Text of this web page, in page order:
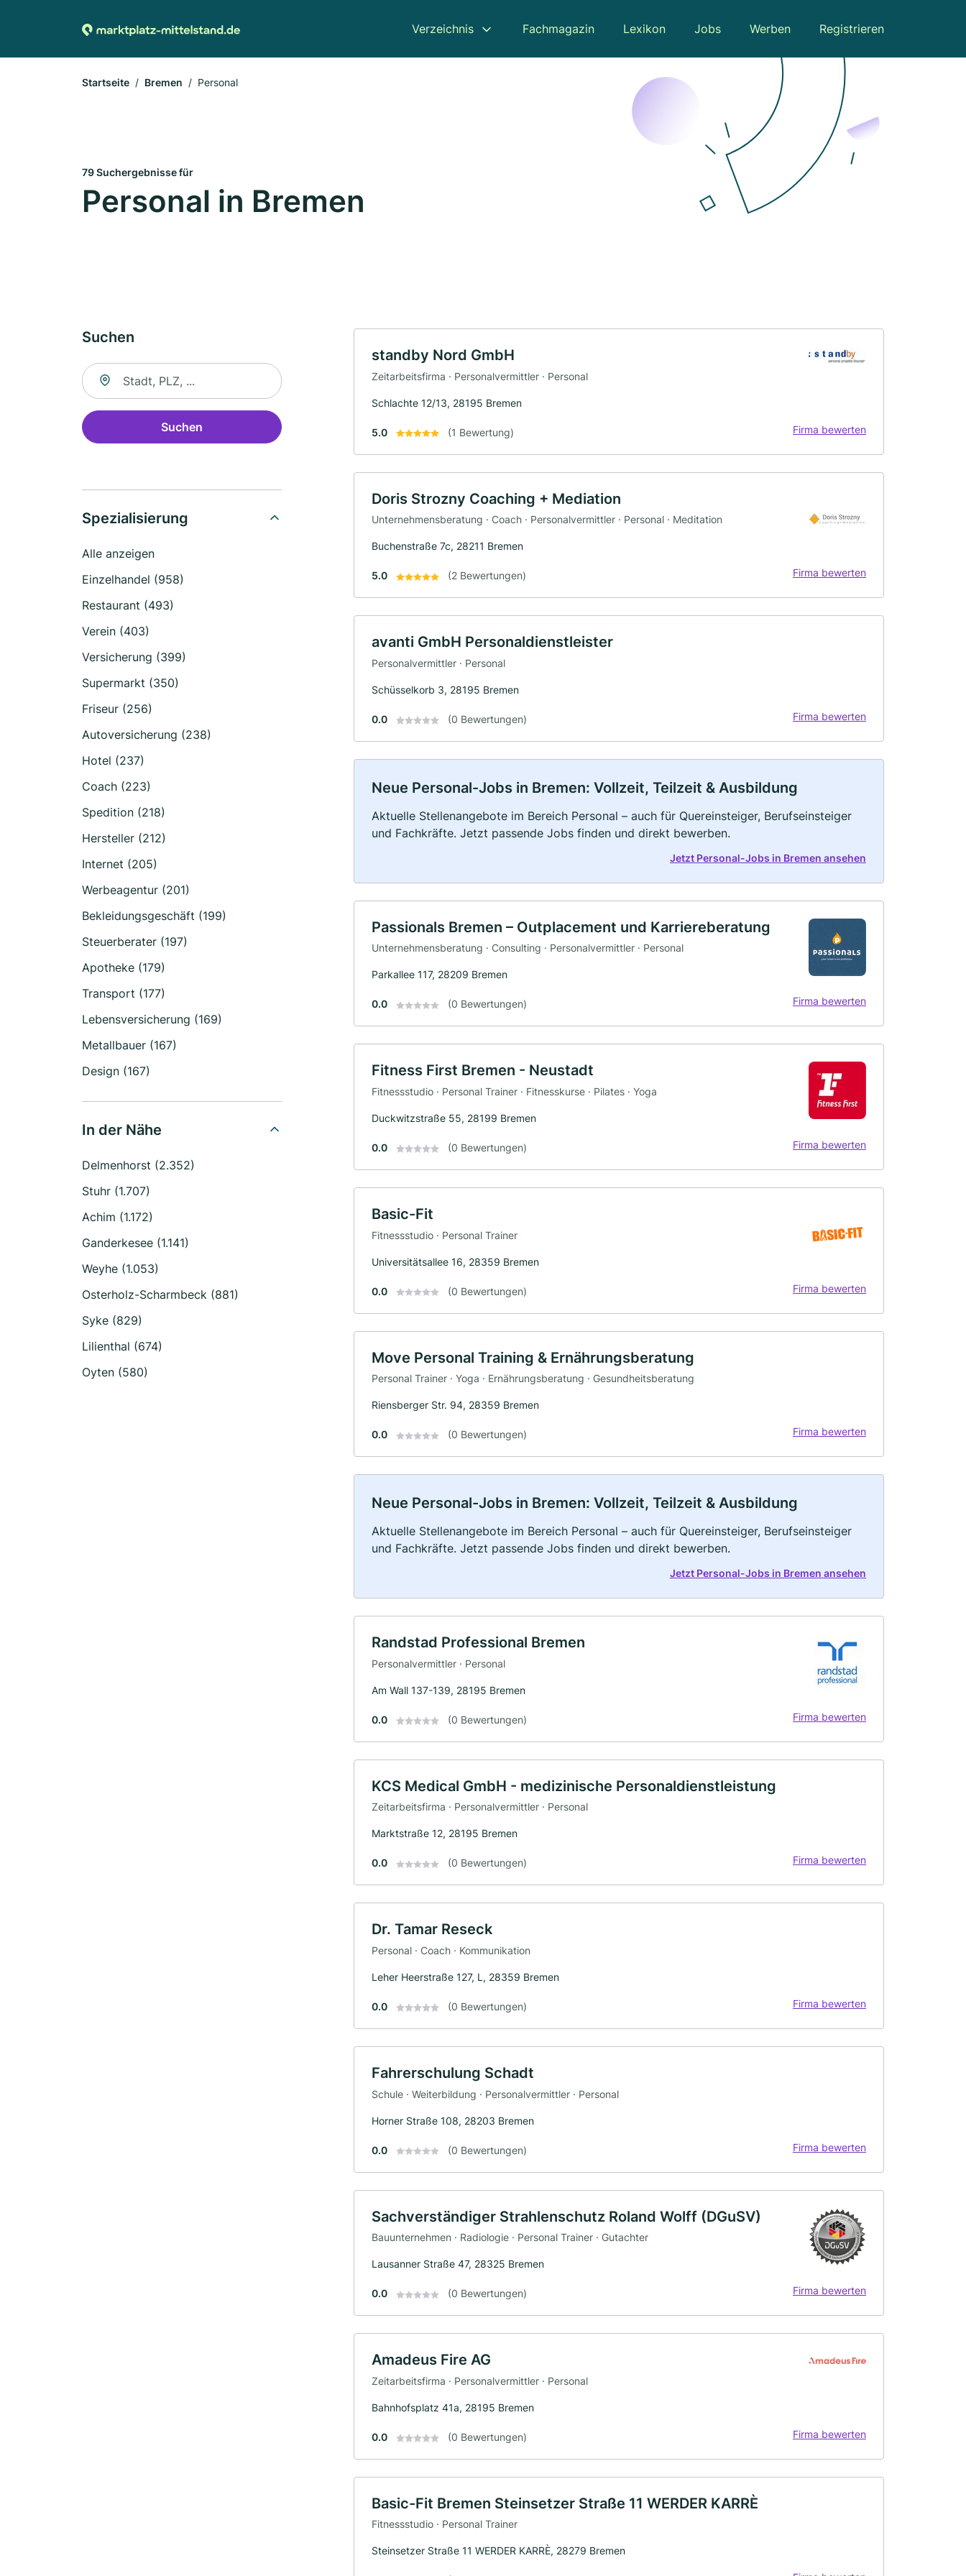
Verzeichnis Fachmagazin Lexikon Jobs Werben Registrieren
Startseite Bremen Personal
79 Suchergebnisse für
Personal in Bremen
Suchen
Suche nach Ort
Suchen
Spezialisierung
Alle anzeigen
Einzelhandel (958)
Restaurant (493)
Verein (403)
Versicherung (399)
Supermarkt (350)
Friseur (256)
Autoversicherung (238)
Hotel (237)
Coach (223)
Spedition (218)
Hersteller (212)
Internet (205)
Werbeagentur (201)
Bekleidungsgeschäft (199)
Steuerberater (197)
Apotheke (179)
Transport (177)
Lebensversicherung (169)
Metallbauer (167)
Design (167)
In der Nähe
Delmenhorst (2.352)
Stuhr (1.707)
Achim (1.172)
Ganderkesee (1.141)
Weyhe (1.053)
Osterholz-Scharmbeck (881)
Syke (829)
Lilienthal (674)
Oyten (580)
standby Nord GmbH
Zeitarbeitsfirma · Personalvermittler · Personal
Schlachte 12/13, 28195 Bremen
5.0 (1 Bewertung) Firma bewerten
Doris Strozny Coaching + Mediation
Unternehmensberatung · Coach · Personalvermittler · Personal · Meditation
Buchenstraße 7c, 28211 Bremen
5.0 (2 Bewertungen) Firma bewerten
avanti GmbH Personaldienstleister
Personalvermittler · Personal
Schüsselkorb 3, 28195 Bremen
0.0 (0 Bewertungen) Firma bewerten
Neue Personal-Jobs in Bremen: Vollzeit, Teilzeit & Ausbildung
Aktuelle Stellenangebote im Bereich Personal – auch für Quereinsteiger, Berufseinsteiger
und Fachkräfte. Jetzt passende Jobs finden und direkt bewerben.
Jetzt Personal-Jobs in Bremen ansehen
Passionals Bremen – Outplacement und Karriereberatung
Unternehmensberatung · Consulting · Personalvermittler · Personal
Parkallee 117, 28209 Bremen
0.0 (0 Bewertungen) Firma bewerten
Fitness First Bremen - Neustadt
Fitnessstudio · Personal Trainer · Fitnesskurse · Pilates · Yoga
Duckwitzstraße 55, 28199 Bremen
0.0 (0 Bewertungen) Firma bewerten
Basic-Fit
Fitnessstudio · Personal Trainer
Universitätsallee 16, 28359 Bremen
0.0 (0 Bewertungen) Firma bewerten
Move Personal Training & Ernährungsberatung
Personal Trainer · Yoga · Ernährungsberatung · Gesundheitsberatung
Riensberger Str. 94, 28359 Bremen
0.0 (0 Bewertungen) Firma bewerten
Neue Personal-Jobs in Bremen: Vollzeit, Teilzeit & Ausbildung
Aktuelle Stellenangebote im Bereich Personal – auch für Quereinsteiger, Berufseinsteiger
und Fachkräfte. Jetzt passende Jobs finden und direkt bewerben.
Jetzt Personal-Jobs in Bremen ansehen
Randstad Professional Bremen
Personalvermittler · Personal
Am Wall 137-139, 28195 Bremen
0.0 (0 Bewertungen) Firma bewerten
KCS Medical GmbH - medizinische Personaldienstleistung
Zeitarbeitsfirma · Personalvermittler · Personal
Marktstraße 12, 28195 Bremen
0.0 (0 Bewertungen) Firma bewerten
Dr. Tamar Reseck
Personal · Coach · Kommunikation
Leher Heerstraße 127, L, 28359 Bremen
0.0 (0 Bewertungen) Firma bewerten
Fahrerschulung Schadt
Schule · Weiterbildung · Personalvermittler · Personal
Horner Straße 108, 28203 Bremen
0.0 (0 Bewertungen) Firma bewerten
Sachverständiger Strahlenschutz Roland Wolff (DGuSV)
Bauunternehmen · Radiologie · Personal Trainer · Gutachter
Lausanner Straße 47, 28325 Bremen
0.0 (0 Bewertungen) Firma bewerten
Amadeus Fire AG
Zeitarbeitsfirma · Personalvermittler · Personal
Bahnhofsplatz 41a, 28195 Bremen
0.0 (0 Bewertungen) Firma bewerten
Basic-Fit Bremen Steinsetzer Straße 11 WERDER KARRÈ
Fitnessstudio · Personal Trainer
Steinsetzer Straße 11 WERDER KARRÈ, 28279 Bremen